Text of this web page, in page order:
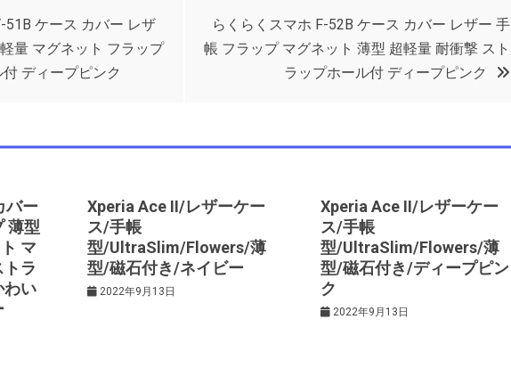
51B ケース カバー レザ
量 マグネット フラップ
ディープピンク
らくらくスマホ F-52B ケース カバー レザー 手
帳 フラップ マグネット 薄型 超軽量 耐衝撃 スト
ラップホール付 ディープピンク
バー
薄型
マ
ラ
わい
Xperia Ace II/レザーケー
ス/手帳
型/UltraSlim/Flowers/薄
型/磁石付き/ネイビー
2022年9月13日
Xperia Ace II/レザーケー
ス/手帳
型/UltraSlim/Flowers/薄
型/磁石付き/ディープピン
ク
2022年9月13日